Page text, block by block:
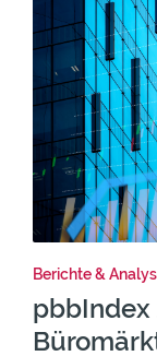
Berichte &
pbbIndex